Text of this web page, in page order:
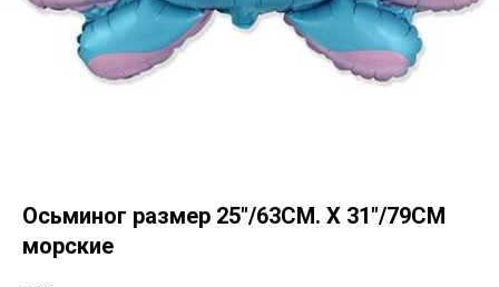
Осьминог размер 25"/63CM. X 31"/79CM
морские